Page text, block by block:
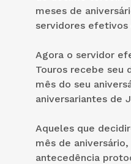
meses de
servidores efetivos
Agora o servidor
Touros recebe seu
mês do seu
aniversariantes de
Aqueles que
mês de
antecedência